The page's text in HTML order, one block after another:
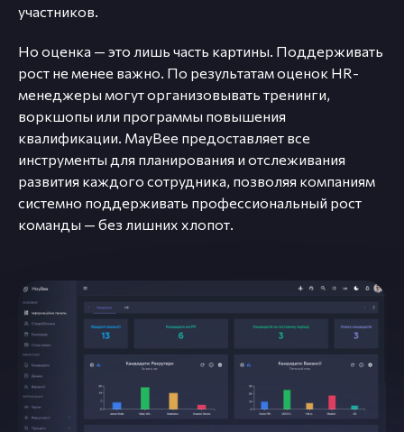
участников.
Но оценка — это лишь часть картины. Поддерживать
рост не менее важно. По результатам оценок HR-
менеджеры могут организовывать тренинги,
воркшопы или программы повышения
квалификации. MayBee предоставляет все
инструменты для планирования и отслеживания
развития каждого сотрудника, позволяя компаниям
системно поддерживать профессиональный рост
команды — без лишних хлопот.